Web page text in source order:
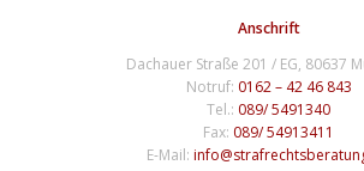
Anschrift
Dachauer Straße 201 / EG, 80637
Notruf: 0162 – 42 46 843
Tel.: 089/ 5491340
Fax: 089/ 54913411
E-Mail: